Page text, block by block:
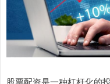
股票配资是一种杠杆化的